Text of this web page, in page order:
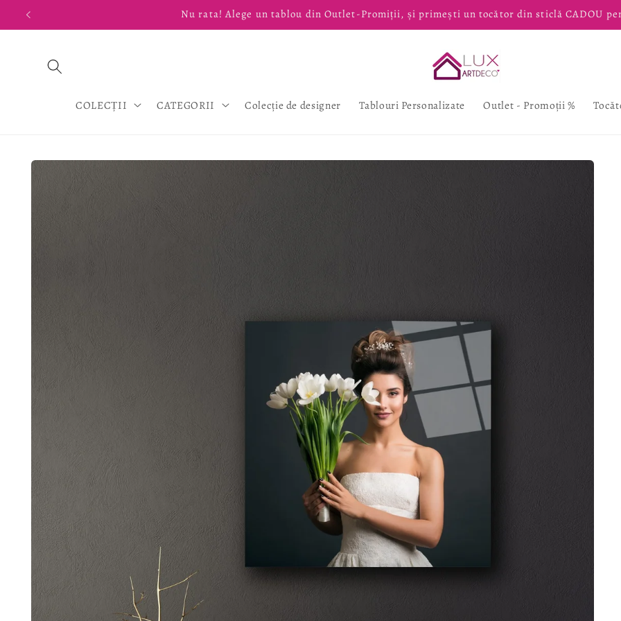
Salt la
Nu rata! Alege un tablou din Outlet-Promiții, și primești un tocător din sticlă CADOU
COLECȚII CATEGORII Colecție de designer Tablouri Personalizate Outlet - Promoții %
Salt la
informațiile
despre
produs